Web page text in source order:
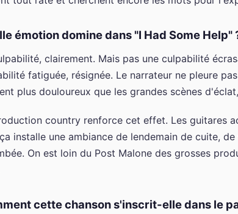
émotion domine dans "I Had Some Help"
clairement. Mais pas une culpabilité
fatiguée, résignée. Le narrateur ne pleure
plus douloureux que les grandes scènes
country renforce cet effet. Les guitares
installe une ambiance de lendemain de cuite,
On est loin du Post Malone des grosses
cette chanson s'inscrit-elle dans le